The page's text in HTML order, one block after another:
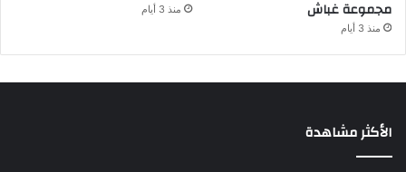
مجموعة غباش
منذ 3 أيام
منذ 3 أيام
الأكثر مشاهدة